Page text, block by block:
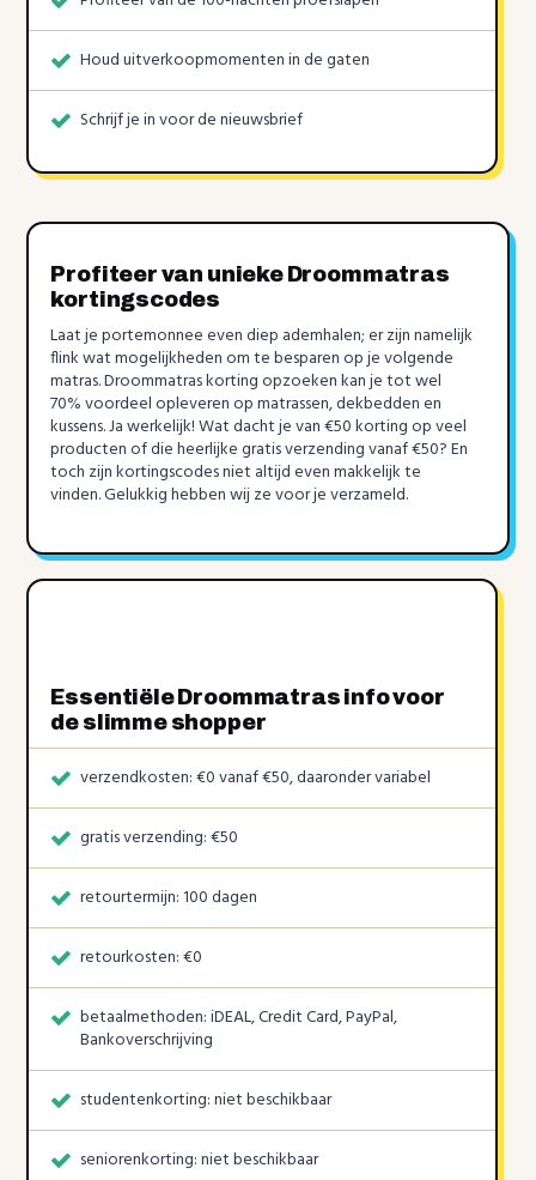
Houd uitverkoopmomenten in de gaten
Schrijf je in voor de nieuwsbrief
Profiteer van unieke Droommatras
kortingscodes
Laat je portemonnee even diep ademhalen; er zijn namelijk
flink wat mogelijkheden om te besparen op je volgende
matras. Droommatras korting opzoeken kan je tot wel
70% voordeel opleveren op matrassen, dekbedden en
kussens. Ja werkelijk! Wat dacht je van €50 korting op veel
producten of die heerlijke gratis verzending vanaf €50? En
toch zijn kortingscodes niet altijd even makkelijk te
vinden. Gelukkig hebben wij ze voor je verzameld.
Essentiële Droommatras info voor
de slimme shopper
verzendkosten: €0 vanaf €50, daaronder variabel
gratis verzending: €50
retourtermijn: 100 dagen
retourkosten: €0
betaalmethoden: iDEAL, Credit Card, PayPal,
Bankoverschrijving
studentenkorting: niet beschikbaar
seniorenkorting: niet beschikbaar